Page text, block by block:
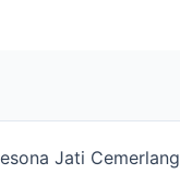
Jati Cemerlang